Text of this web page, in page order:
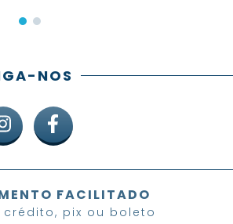
NOS
FACILITADO
pix ou boleto